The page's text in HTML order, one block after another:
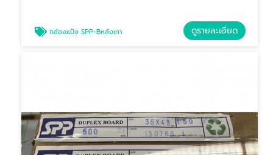
กล่องแป้ง SPP-Bหลังเทา ดูรายละเอียด